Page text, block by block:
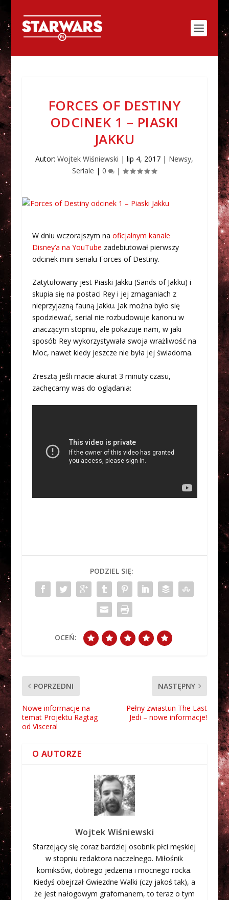
FORCES OF DESTINY
ODCINEK 1 – PIASKI
JAKKU
Autor:Wojtek Wiśniewski |lip 4, 2017 | Newsy,
Seriale |0 |
W dniu wczorajszym na oficjalnym kanale
Disney’a na YouTube zadebiutował pierwszy
odcinek mini serialu Forces of Destiny.
Zatytułowany jest Piaski Jakku (Sands of Jakku) i
skupia się na postaci Rey i jej zmaganiach z
nieprzyjazną fauną Jakku. Jak można było się
spodziewać, serial nie rozbudowuje kanonu w
znaczącym stopniu, ale pokazuje nam, w jaki
sposób Rey wykorzystywała swoja wrażliwość na
Moc, nawet kiedy jeszcze nie była jej świadoma.
Zresztą jeśli macie akurat 3 minuty czasu,
zachęcamy was do oglądania:
PODZIEL SIĘ:
OCEŃ:
POPRZEDNI
Nowe informacje na
temat Projektu Ragtag
od Visceral
NASTĘPNY
Pełny zwiastun The Last
Jedi – nowe informacje!
O AUTORZE
Wojtek Wiśniewski
Starzejący się coraz bardziej osobnik płci męskiej
w stopniu redaktora naczelnego. Miłośnik
komiksów, dobrego jedzenia i mocnego rocka.
Kiedyś obejrzał Gwiezdne Walki (czy jakoś tak), a
że jest nałogowym grafomanem, to teraz o tym